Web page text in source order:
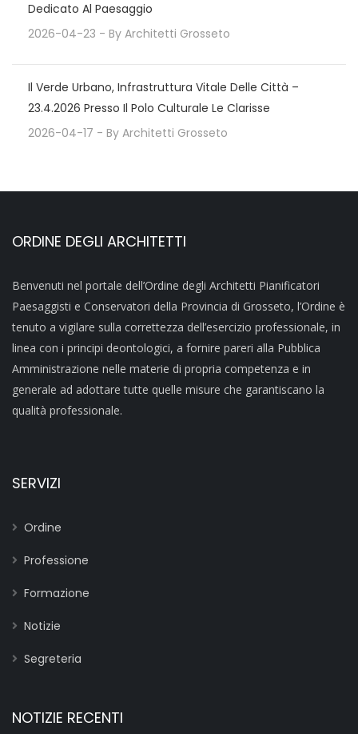
Dedicato Al Paesaggio
2026-04-23 - By Architetti Grosseto
Il Verde Urbano, Infrastruttura Vitale Delle Città –
23.4.2026 Presso Il Polo Culturale Le Clarisse
2026-04-17 - By Architetti Grosseto
ORDINE DEGLI ARCHITETTI
Benvenuti nel portale dell’Ordine degli Architetti Pianificatori
Paesaggisti e Conservatori della Provincia di Grosseto, l’Ordine è
tenuto a vigilare sulla correttezza dell’esercizio professionale, in
linea con i principi deontologici, a fornire pareri alla Pubblica
Amministrazione nelle materie di propria competenza e in
generale ad adottare tutte quelle misure che garantiscano la
qualità professionale.
SERVIZI
Ordine
Professione
Formazione
Notizie
Segreteria
NOTIZIE RECENTI